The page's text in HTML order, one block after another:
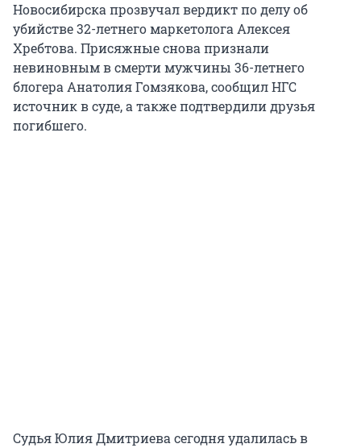
Новосибирска прозвучал вердикт по делу об
убийстве 32-летнего маркетолога Алексея
Хребтова. Присяжные снова признали
невиновным в смерти мужчины 36-летнего
блогера Анатолия Гомзякова, сообщил НГС
источник в суде, а также подтвердили друзья
погибшего.
Судья Юлия Дмитриева сегодня удалилась в